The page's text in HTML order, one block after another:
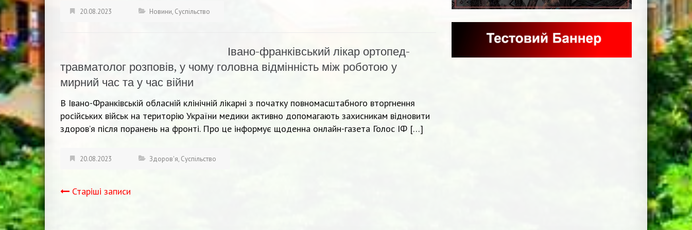
20.08.2023 Новини, Суспільство
Івано-франківський лікар ортопед-
травматолог розповів, у чому головна відмінність між роботою у
мирний час та у час війни
В Івано-Франківській обласній клінічній лікарні з початку повномасштабного вторгнення
російських військ на територію України медики активно допомагають захисникам відновити
здоров’я після поранень на фронті. Про це інформує щоденна онлайн-газета Голос ІФ […]
20.08.2023 Здоров'я, Суспільство
Навігація
Старіші записи